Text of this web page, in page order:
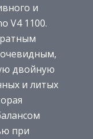
и
V4 1100.
двойную
и литых
при